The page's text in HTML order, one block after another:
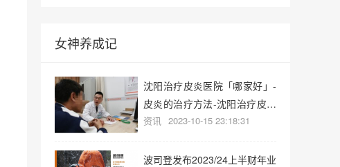
女神养成记
沈阳治疗皮炎医院「哪家好」-
皮炎的治疗方法-沈阳治疗皮炎
医院
资讯 2023-10-15 23:18:31
波司登发布2023/24上半财年业